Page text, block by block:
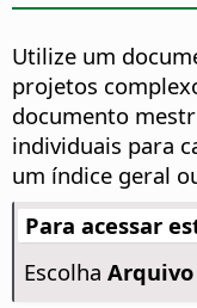
Utilize um
projetos
documento
individuais para
um índice geral
Para acessar
Escolha Arquivo